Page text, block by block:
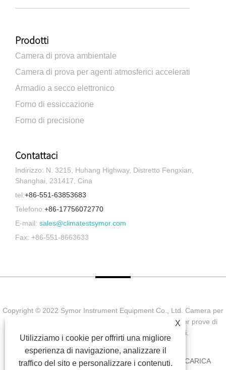
Prodotti
Camera di prova ambientale
Camera di prova per agenti atmosferici accelerati
Armadio a secco elettronico
Forno di essiccazione
Forno di precisione
Contattaci
Indirizzo: N. 3215, Huhang Highway, Distretto Fengxian,
Shanghai, 231417, Cina
tel:+86-551-63853683
Telefono:+86-17756072770
E-mail: sales@climatestsymor.com
Fax: +86-551-8663633
Copyright © 2022 Symor Instrument Equipment Co., Ltd. Camera per
prove ambientali, cabina elettronica a secco, camera per prove di
invecchiamento accelerato Tutti i diritti riservati.
CASA CHI SIAMO PRODOTTI NOTIZIA SCARICA
X
Utilizziamo i cookie per offrirti una migliore
esperienza di navigazione, analizzare il
traffico del sito e personalizzare i contenuti.